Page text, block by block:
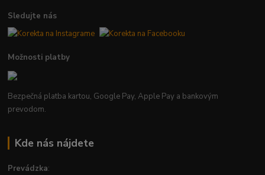
Sledujte nás
Možnosti platby
Bezpečná platba kartou, Google Pay, Apple Pay a bankovým
prevodom.
Kde nás nájdete
Prevádzka: